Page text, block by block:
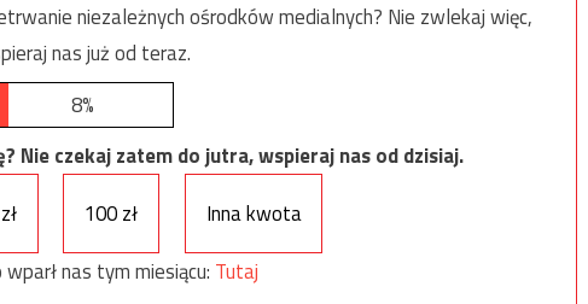
niezależnych ośrodków medialnych? Nie zwlekaj więc,
nas już od teraz.
8%
Nie czekaj zatem do jutra, wspieraj nas od dzisiaj.
100 zł
Inna kwota
nas tym miesiącu: Tutaj